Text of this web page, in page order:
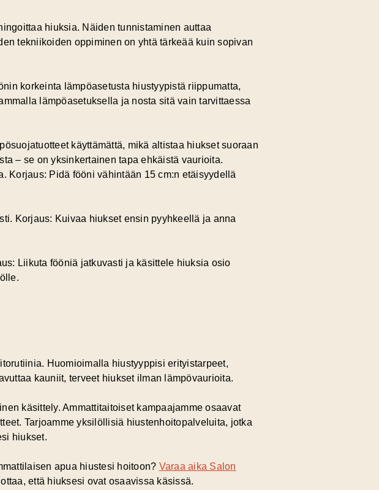
hiuksia. Näiden tunnistaminen auttaa
tekniikoiden oppiminen on yhtä tärkeää kuin sopivan
korkeinta lämpöasetusta hiustyypistä riippumatta,
lämpöasetuksella ja nosta sitä vain tarvittaessa
käyttämättä, mikä altistaa hiukset suoraan
– se on yksinkertainen tapa ehkäistä vaurioita.
Korjaus: Pidä fööni vähintään 15 cm:n etäisyydellä
Korjaus: Kuivaa hiukset ensin pyyhkeellä ja anna
Liikuta fööniä jatkuvasti ja käsittele hiuksia osio
Huomioimalla hiustyyppisi erityistarpeet,
kauniit, terveet hiukset ilman lämpövaurioita.
käsittely. Ammattitaitoiset kampaajamme osaavat
Tarjoamme yksilöllisiä hiustenhoitopalveluita, jotka
hiukset.
apua hiustesi hoitoon? Varaa aika Salon
että hiuksesi ovat osaavissa käsissä.